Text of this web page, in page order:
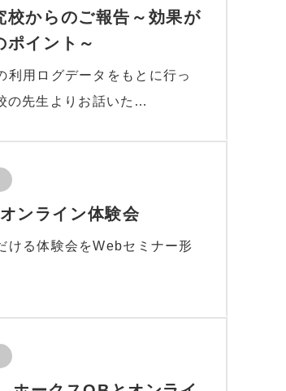
校からのご報告～効果が
ポイント～
用ログデータをもとに行っ
の先生よりお話いた…
ンライン体験会
る体験会をWebセミナー形